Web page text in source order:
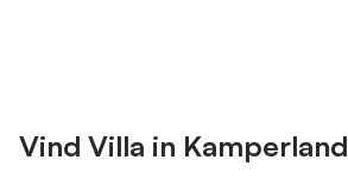
Vind Villa in Kamperland